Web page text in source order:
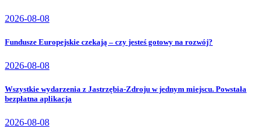
2026-08-08
Fundusze Europejskie czekają – czy jesteś gotowy na rozwój?
2026-08-08
Wszystkie wydarzenia z Jastrzębia-Zdroju w jednym miejscu. Powstała
bezpłatna aplikacja
2026-08-08